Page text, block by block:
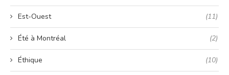
Est-Ouest (11)
Été à Montréal (2)
Éthique (10)